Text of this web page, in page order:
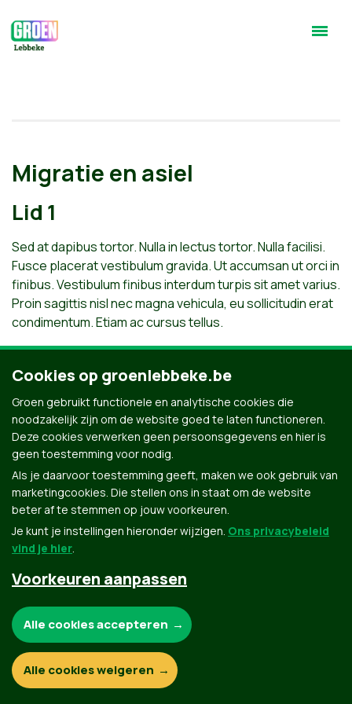
Migratie en asiel
Lid 1
Sed at dapibus tortor. Nulla in lectus tortor. Nulla facilisi.
Fusce placerat vestibulum gravida. Ut accumsan ut orci in
finibus. Vestibulum finibus interdum turpis sit amet varius.
Proin sagittis nisl nec magna vehicula, eu sollicitudin erat
condimentum. Etiam ac cursus tellus.
Lid 2
Fusce placerat vestibulum gravida. Ut accumsan ut orci in
finibus. Etiam ac cursus tellus.
© Copyright Groen 2026 | Gemaakt met NationBuilder
Contact Privacybeleid
Cookies op groenlebbeke.be
Groen gebruikt functionele en analytische cookies die
noodzakelijk zijn om de website goed te laten functioneren.
Deze cookies verwerken geen persoonsgegevens en hier is
geen toestemming voor nodig.
Als je daarvoor toestemming geeft, maken we ook gebruik van
marketingcookies. Die stellen ons in staat om de website
beter af te stemmen op jouw voorkeuren.
Je kunt je instellingen hieronder wijzigen. Ons privacybeleid
vind je hier.
Voorkeuren aanpassen
Functionele en analytische cookies:
Alle cookies accepteren
Alle cookies weigeren